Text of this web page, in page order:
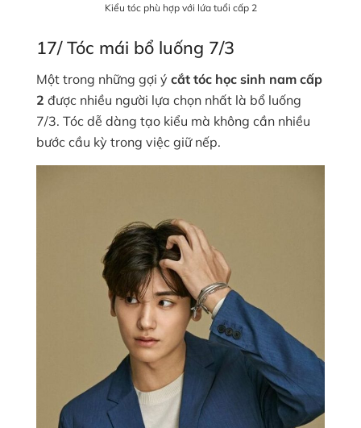
Kiểu tóc phù hợp với lứa tuổi cấp 2
17/ Tóc mái bổ luống 7/3
Một trong những gợi ý cắt tóc học sinh nam cấp
2 được nhiều người lựa chọn nhất là bổ luống
7/3. Tóc dễ dàng tạo kiểu mà không cần nhiều
bước cầu kỳ trong việc giữ nếp.